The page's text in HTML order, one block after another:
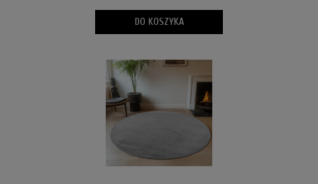
DO KOSZYKA